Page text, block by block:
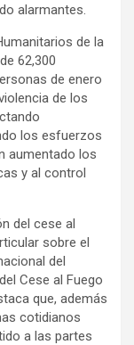
alarmantes.
de la
62,300
de enero
de los
los esfuerzos
aumentado los
y al control
del cese al
sobre el
del
Cese al Fuego
que, además
cotidianos
a las partes